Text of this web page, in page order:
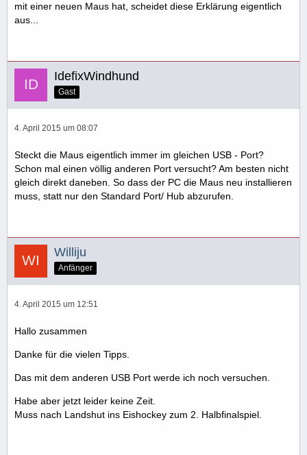
mit einer neuen Maus hat, scheidet diese Erklärung eigentlich
aus...
IdefixWindhund
Gast
4. April 2015 um 08:07
Steckt die Maus eigentlich immer im gleichen USB - Port?
Schon mal einen völlig anderen Port versucht? Am besten nicht
gleich direkt daneben. So dass der PC die Maus neu installieren
muss, statt nur den Standard Port/ Hub abzurufen.
Williju
Anfänger
4. April 2015 um 12:51
Hallo zusammen
Danke für die vielen Tipps.
Das mit dem anderen USB Port werde ich noch versuchen.
Habe aber jetzt leider keine Zeit.
Muss nach Landshut ins Eishockey zum 2. Halbfinalspiel.